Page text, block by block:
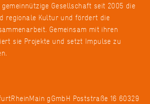
Gesellschaft seit 2005 die
regionale Kultur und fördert die
Gemeinsam mit ihren
sie Projekte und setzt Impulse zu
gGmbH Poststraße 16 60329